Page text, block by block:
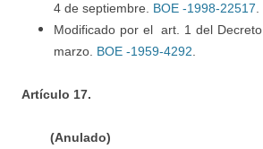
4 de septiembre. BOE -1998-22517.
Modificado por el art. 1 del
marzo. BOE -1959-4292.
Artículo 17.
(Anulado)